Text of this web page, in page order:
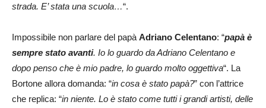
strada. E’ stata una scuola…“.
Impossibile non parlare del papà Adriano Celentano: “papà è
sempre stato avanti. Io lo guardo da Adriano Celentano e
dopo penso che è mio padre, lo guardo molto oggettiva“. La
Bortone allora domanda: “in cosa è stato papà?” con l’attrice
che replica: “in niente. Lo è stato come tutti i grandi artisti, delle